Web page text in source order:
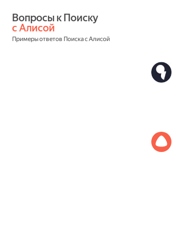
с Алисой
Примеры ответов Поиска с Алисой